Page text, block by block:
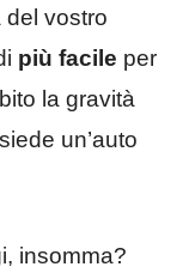
del vostro
più facile per
la gravità
un’auto
insomma?